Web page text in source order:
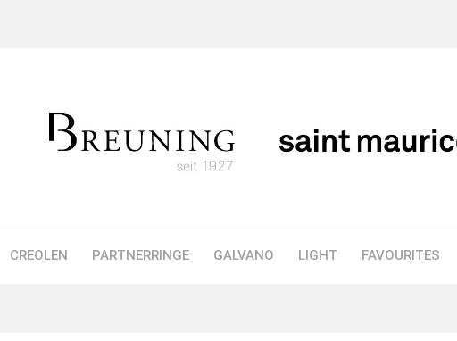
CREOLEN PARTNERRINGE GALVANO LIGHT FAVOURITES